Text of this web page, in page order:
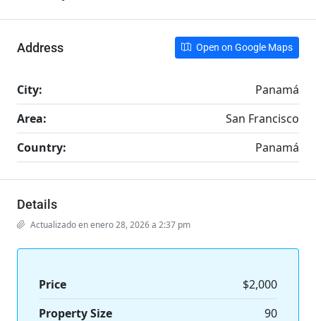
Address Open on Google Maps
City:
Panamá
Area:
San Francisco
Country:
Panamá
Details
Actualizado en enero 28, 2026 a 2:37 pm
Price
$2,000
Property Size
90